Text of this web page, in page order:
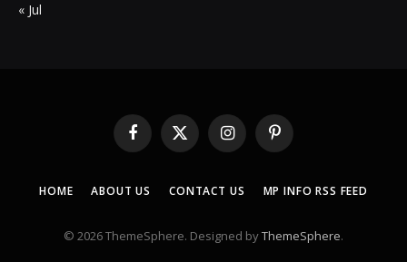
« Jul
Facebook
X
(Twitter)
InstagramPinterest
HOME ABOUT US CONTACT US MP INFO RSS FEED
© 2026 ThemeSphere. Designed byThemeSphere.